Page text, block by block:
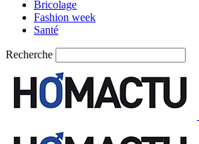
Bricolage
Fashion week
Santé
Recherche